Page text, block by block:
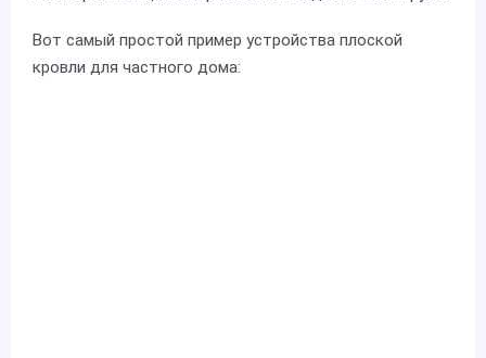
Вот самый простой пример устройства плоской
кровли для частного дома: